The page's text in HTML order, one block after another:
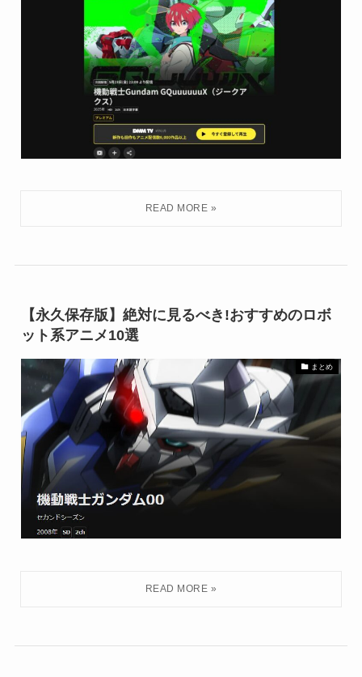
【永久保存版】絶対に見るべき!おすすめのロボ
ット系アニメ10選
まとめ